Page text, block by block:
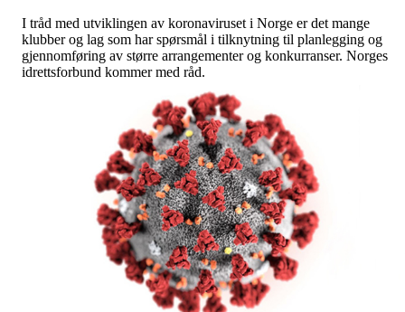
I tråd med utviklingen av koronaviruset i Norge er det mange
klubber og lag som har spørsmål i tilknytning til planlegging og
gjennomføring av større arrangementer og konkurranser. Norges
idrettsforbund kommer med råd.